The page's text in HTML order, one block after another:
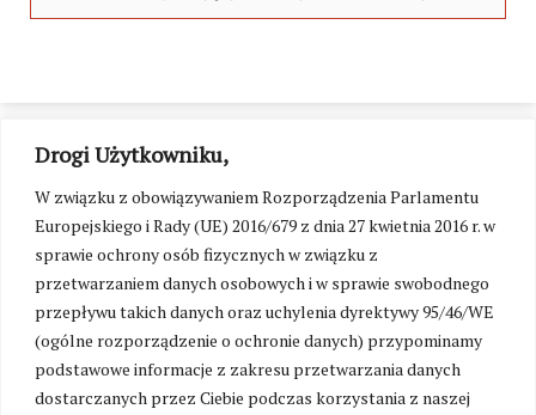
Drogi Użytkowniku,
W związku z obowiązywaniem Rozporządzenia Parlamentu
Europejskiego i Rady (UE) 2016/679 z dnia 27 kwietnia 2016 r. w
sprawie ochrony osób fizycznych w związku z
przetwarzaniem danych osobowych i w sprawie swobodnego
przepływu takich danych oraz uchylenia dyrektywy 95/46/WE
(ogólne rozporządzenie o ochronie danych) przypominamy
podstawowe informacje z zakresu przetwarzania danych
dostarczanych przez Ciebie podczas korzystania z naszej